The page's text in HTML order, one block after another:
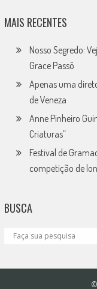
MAIS RECENTES
Nosso Segredo:
Grace Passô
Apenas uma
de Veneza
Anne Pinheiro
Criaturas”
Festival de
competição de
BUSCA